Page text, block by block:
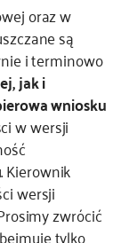
oraz w
są
i terminowo
jak i
wniosku
w wersji
Kierownik
wersji
zwrócić
tylko